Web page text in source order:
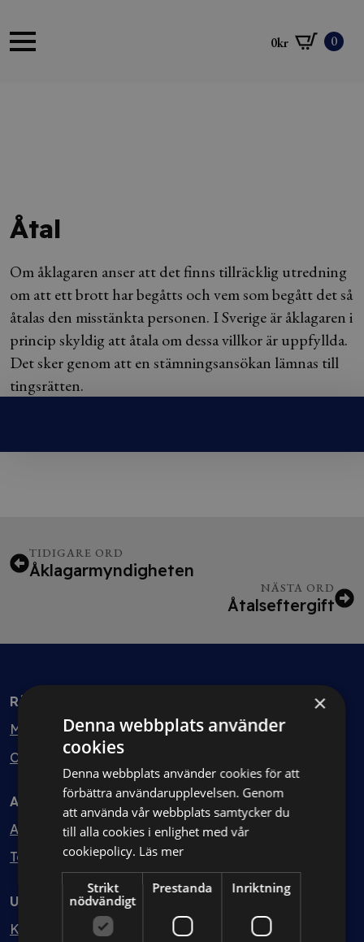
0kr 0
Åtal
Om åklagaren anser att det finns tillräcklig utredning
om att ett brott har begåtts och vem som begått det så
åtalas den misstänkta personen. I Sverige är åklagaren i
princip skyldig att åtala om dessa villkor är uppfyllda.
Det sker genom att en stämningsansökan lämnas till
tingsrätten.
TIDIGARE ORD
Åklagarmyndigheten
NÄSTA ORD
Åtalseftergift
Rådgivning
Min bolagsjurist
Ombud
Avtal
Avtalshantering
Testa kostnadsfritt
Utbildning
Kurser
×
Denna webbplats använder
cookies
Denna webbplats använder cookies för att
förbättra användarupplevelsen. Genom
att använda vår webbplats samtycker du
till alla cookies i enlighet med vår
cookiepolicy. Läs mer
Strikt
nödvändigt
Prestanda Inriktning